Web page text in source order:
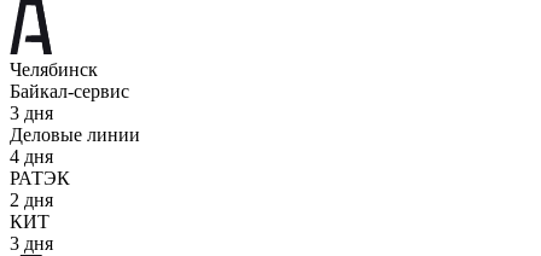
Челябинск
Байкал-сервис
3 дня
Деловые линии
4 дня
РАТЭК
2 дня
КИТ
3 дня